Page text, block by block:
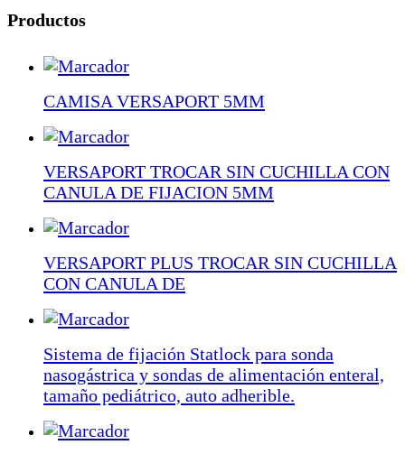
Productos
CAMISA VERSAPORT 5MM
VERSAPORT TROCAR SIN CUCHILLA CON
CANULA DE FIJACION 5MM
VERSAPORT PLUS TROCAR SIN CUCHILLA
CON CANULA DE
Sistema de fijación Statlock para sonda
nasogástrica y sondas de alimentación enteral,
tamaño pediátrico, auto adherible.